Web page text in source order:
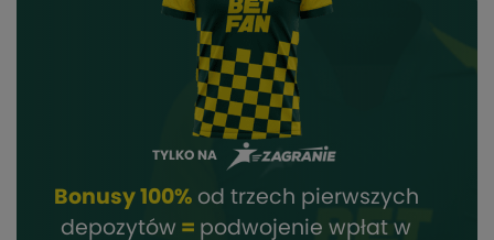
TYLKO NA
Bonusy 100% od trzech pierwszych
depozytów = podwojenie wpłat w